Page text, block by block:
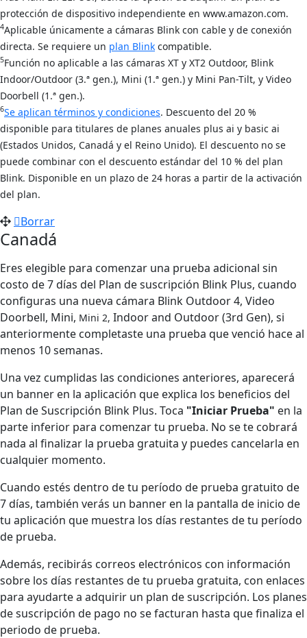
protección de dispositivo independiente en www.amazon.com.
4Aplicable únicamente a cámaras Blink con cable y de conexión
directa. Se requiere un plan Blink compatible.
5Función no aplicable a las cámaras XT y XT2 Outdoor, Blink
Indoor/Outdoor (3.ª gen.), Mini (1.ª gen.) y Mini Pan-Tilt, y Video
Doorbell (1.ª gen.).
6Se aplican términos y condiciones. Descuento del 20 %
disponible para titulares de planes anuales plus ai y basic ai
(Estados Unidos, Canadá y el Reino Unido). El descuento no se
puede combinar con el descuento estándar del 10 % del plan
Blink. Disponible en un plazo de 24 horas a partir de la activación
del plan.
Borrar
Canadá
Eres elegible para comenzar una prueba adicional sin
costo de 7 días del Plan de suscripción Blink Plus, cuando
configuras una nueva cámara Blink Outdoor 4, Video
Doorbell, Mini, Mini 2, Indoor and Outdoor (3rd Gen), si
anteriormente completaste una prueba que venció hace al
menos 10 semanas.
Una vez cumplidas las condiciones anteriores, aparecerá
un banner en la aplicación que explica los beneficios del
Plan de Suscripción Blink Plus. Toca "Iniciar Prueba" en la
parte inferior para comenzar tu prueba. No se te cobrará
nada al finalizar la prueba gratuita y puedes cancelarla en
cualquier momento.
Cuando estés dentro de tu período de prueba gratuito de
7 días, también verás un banner en la pantalla de inicio de
tu aplicación que muestra los días restantes de tu período
de prueba.
Además, recibirás correos electrónicos con información
sobre los días restantes de tu prueba gratuita, con enlaces
para ayudarte a adquirir un plan de suscripción. Los planes
de suscripción de pago no se facturan hasta que finaliza el
periodo de prueba.